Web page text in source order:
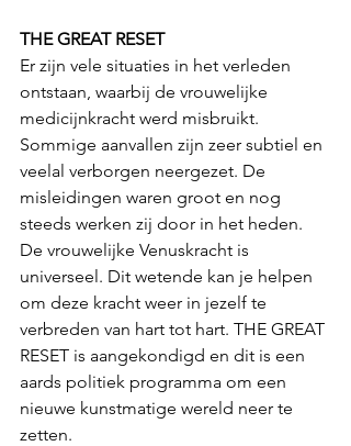
THE GREAT RESET
Er zijn vele situaties in het verleden
ontstaan, waarbij de vrouwelijke
medicijnkracht werd misbruikt.
Sommige aanvallen zijn zeer subtiel en
veelal verborgen neergezet. De
misleidingen waren groot en nog
steeds werken zij door in het heden.
De vrouwelijke Venuskracht is
universeel. Dit wetende kan je helpen
om deze kracht weer in jezelf te
verbreden van hart tot hart. THE GREAT
RESET is aangekondigd en dit is een
aards politiek programma om een
nieuwe kunstmatige wereld neer te
zetten.